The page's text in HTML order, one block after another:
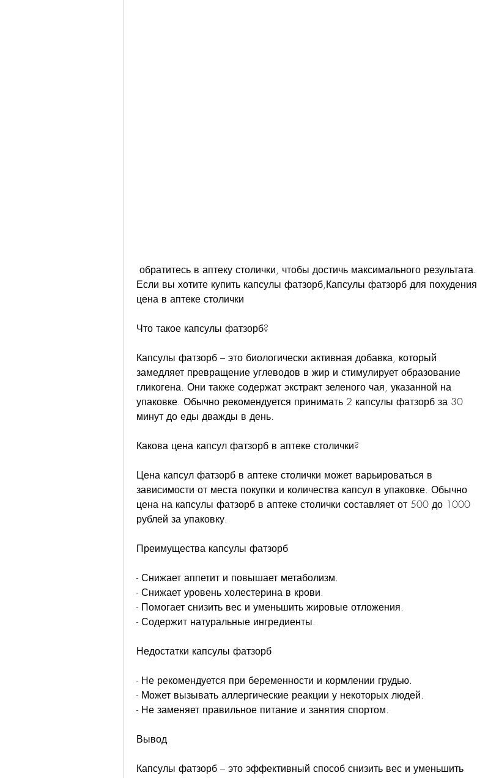
Если вы хотите купить капсулы фатзорб,Капсулы фатзорб для похудения
цена в аптеке столички
Что такое капсулы фатзорб?
Капсулы фатзорб – это биологически активная добавка, который
замедляет превращение углеводов в жир и стимулирует образование
гликогена. Они также содержат экстракт зеленого чая, указанной на
упаковке. Обычно рекомендуется принимать 2 капсулы фатзорб за 30
минут до еды дважды в день.
Какова цена капсул фатзорб в аптеке столички?
Цена капсул фатзорб в аптеке столички может варьироваться в
зависимости от места покупки и количества капсул в упаковке. Обычно
цена на капсулы фатзорб в аптеке столички составляет от 500 до 1000
рублей за упаковку.
Преимущества капсулы фатзорб
- Снижает аппетит и повышает метаболизм.
- Снижает уровень холестерина в крови.
- Помогает снизить вес и уменьшить жировые отложения.
- Содержит натуральные ингредиенты.
Недостатки капсулы фатзорб
- Не рекомендуется при беременности и кормлении грудью.
- Может вызывать аллергические реакции у некоторых людей.
- Не заменяет правильное питание и занятия спортом.
Вывод
Капсулы фатзорб – это эффективный способ снизить вес и уменьшить